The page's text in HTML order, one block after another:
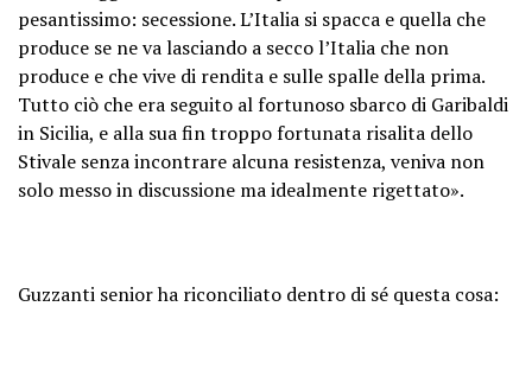
pesantissimo: secessione. L’Italia si spacca e quella che
produce se ne va lasciando a secco l’Italia che non
produce e che vive di rendita e sulle spalle della prima.
Tutto ciò che era seguito al fortunoso sbarco di Garibaldi
in Sicilia, e alla sua fin troppo fortunata risalita dello
Stivale senza incontrare alcuna resistenza, veniva non
solo messo in discussione ma idealmente rigettato».
Guzzanti senior ha riconciliato dentro di sé questa cosa: